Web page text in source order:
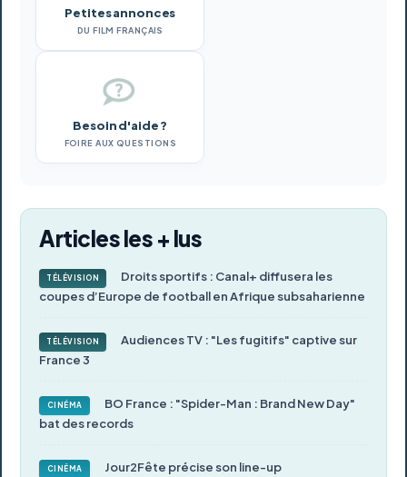
Petites annonces
DU FILM FRANÇAIS
Besoin d'aide ?
FOIRE AUX QUESTIONS
Articles les + lus
TÉLÉVISION
Droits sportifs : Canal+ diffusera les
coupes d’Europe de football en Afrique subsaharienne
TÉLÉVISION
Audiences TV : "Les fugitifs" captive sur
France 3
CINÉMA
BO France : "Spider-Man : Brand New Day"
bat des records
CINÉMA Jour2Fête précise son line-up